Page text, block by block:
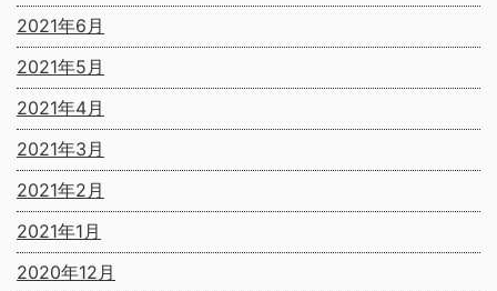
2021年6月
2021年5月
2021年4月
2021年3月
2021年2月
2021年1月
2020年12月